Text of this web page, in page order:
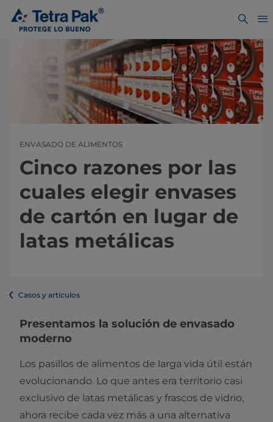
ENVASADO DE ALIMENTOS
Cinco razones por las
cuales elegir envases
de cartón en lugar de
latas metálicas
Casos y artículos
Presentamos la solución de envasado
moderno
Los pasillos de alimentos de larga vida útil están
evolucionando. Lo que antes era territorio casi
exclusivo de latas metálicas y frascos de vidrio,
ahora recibe cada vez más a una alternativa